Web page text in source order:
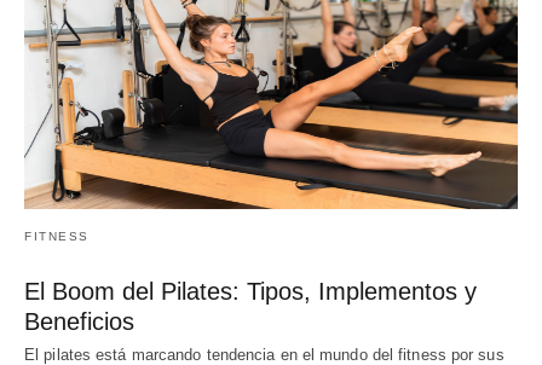
FITNESS
El Boom del Pilates: Tipos, Implementos y
Beneficios
El pilates está marcando tendencia en el mundo del fitness por sus